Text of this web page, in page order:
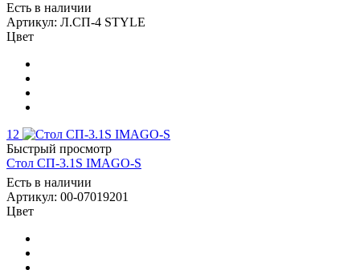
Есть в наличии
Артикул: Л.СП-4 STYLE
Цвет
12
Быстрый просмотр
Стол СП-3.1S IMAGO-S
Есть в наличии
Артикул: 00-07019201
Цвет